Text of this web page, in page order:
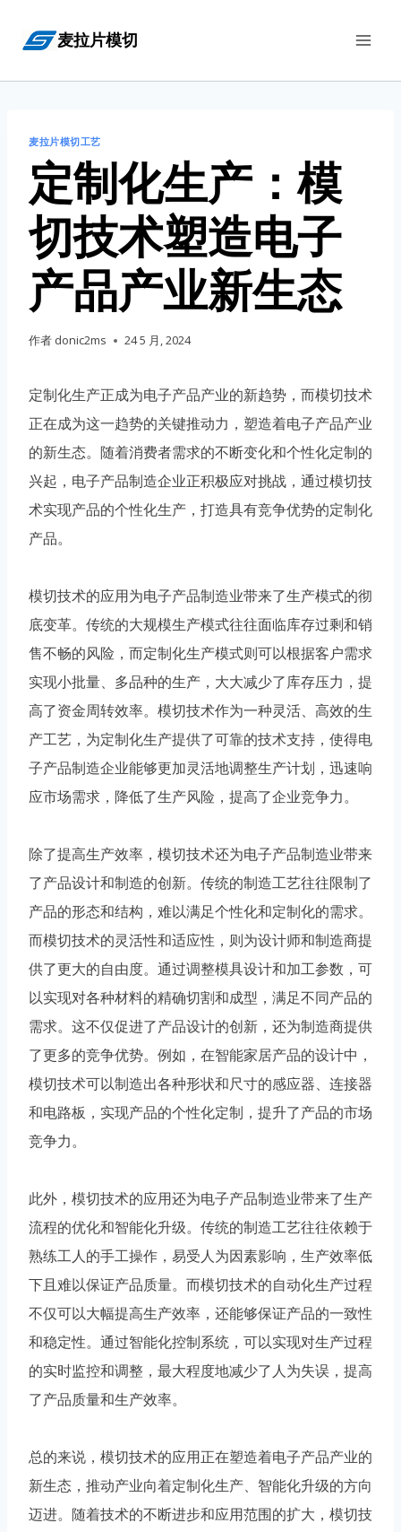
麦拉片模切
麦拉片模切工艺
定制化生产：模
切技术塑造电子
产品产业新生态
作者 donic2ms 24 5 月, 2024
定制化生产正成为电子产品产业的新趋势，而模切技术
正在成为这一趋势的关键推动力，塑造着电子产品产业
的新生态。随着消费者需求的不断变化和个性化定制的
兴起，电子产品制造企业正积极应对挑战，通过模切技
术实现产品的个性化生产，打造具有竞争优势的定制化
产品。
模切技术的应用为电子产品制造业带来了生产模式的彻
底变革。传统的大规模生产模式往往面临库存过剩和销
售不畅的风险，而定制化生产模式则可以根据客户需求
实现小批量、多品种的生产，大大减少了库存压力，提
高了资金周转效率。模切技术作为一种灵活、高效的生
产工艺，为定制化生产提供了可靠的技术支持，使得电
子产品制造企业能够更加灵活地调整生产计划，迅速响
应市场需求，降低了生产风险，提高了企业竞争力。
除了提高生产效率，模切技术还为电子产品制造业带来
了产品设计和制造的创新。传统的制造工艺往往限制了
产品的形态和结构，难以满足个性化和定制化的需求。
而模切技术的灵活性和适应性，则为设计师和制造商提
供了更大的自由度。通过调整模具设计和加工参数，可
以实现对各种材料的精确切割和成型，满足不同产品的
需求。这不仅促进了产品设计的创新，还为制造商提供
了更多的竞争优势。例如，在智能家居产品的设计中，
模切技术可以制造出各种形状和尺寸的感应器、连接器
和电路板，实现产品的个性化定制，提升了产品的市场
竞争力。
此外，模切技术的应用还为电子产品制造业带来了生产
流程的优化和智能化升级。传统的制造工艺往往依赖于
熟练工人的手工操作，易受人为因素影响，生产效率低
下且难以保证产品质量。而模切技术的自动化生产过程
不仅可以大幅提高生产效率，还能够保证产品的一致性
和稳定性。通过智能化控制系统，可以实现对生产过程
的实时监控和调整，最大程度地减少了人为失误，提高
了产品质量和生产效率。
总的来说，模切技术的应用正在塑造着电子产品产业的
新生态，推动产业向着定制化生产、智能化升级的方向
迈进。随着技术的不断进步和应用范围的扩大，模切技